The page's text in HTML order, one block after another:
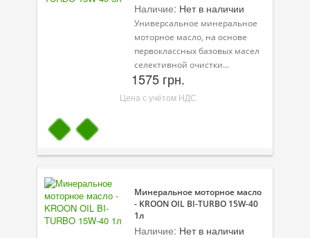
Наличие: Нет в наличии
Универсальное минеральное
моторное масло, на основе
первоклассных базовых масел
селективной очистки...
1575 грн.
Цена с учётом НДС
Минеральное моторное масло
- KROON OIL BI-TURBO 15W-40
1л
Наличие: Нет в наличии